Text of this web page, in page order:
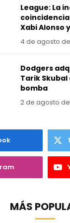
League: La
Xabi Alonso
4 de agosto
Dodgers
Tarik
bomba
2 de agosto
MÁS